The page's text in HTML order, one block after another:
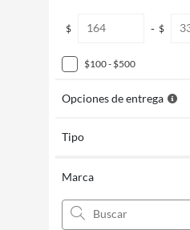
$ - $
$100 - $500
Opciones de entrega
Tipo
Marca